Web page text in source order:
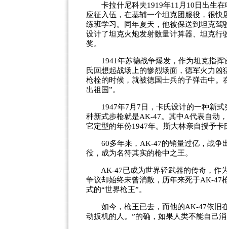
卡拉什尼科夫1919年11月10日出生在
应征入伍，在基辅一个坦克团服役，很
练班学习。同年夏天，他被保送到坦克
设计了坦克火炮发射数量计算器、坦克
奖。
1941年苏德战争爆发，作为坦克指挥
氏回想起战场上的惨烈场面，德军火力
枪栓的时候，就被德国士兵的子弹击中
出祖国”。
1947年7月7日，卡氏设计的一种新式
种新式步枪就是AK-47。其中A代表自动
它定型的年份1947年。斯大林亲自授予
60多年来，AK-47的销量过亿，战争
役，成为名符其实的枪中之王。
AK-47已成为世界轻武器的传奇，作为
争议却始终未曾消散，历年来死于AK-47
式的“世界枪王”。
如今，枪王已去，而他的AK-47依旧在
动扳机的人。”的确，如果人类不能自己